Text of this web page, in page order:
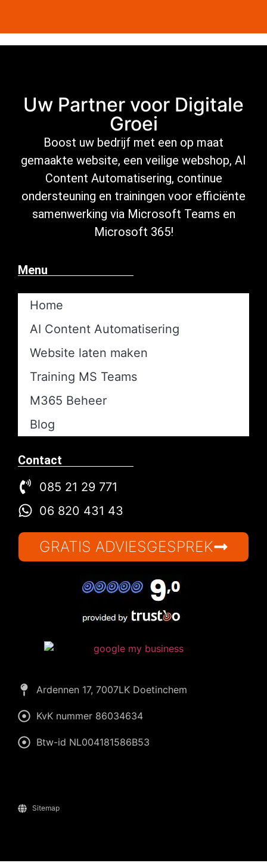
Uw Partner voor Digitale
Groei
Boost uw bedrijf met een op maat
gemaakte website, een veilige webshop, AI
Content Automatisering, continue
ondersteuning en trainingen voor efficiënte
samenwerking via Microsoft Teams en
Microsoft 365!
Menu
Home
AI Content Automatisering​
Website laten maken
Training MS Teams
M365 Beheer
Blog
Contact
085 21 29 771
06 820 431 43
GRATIS ADVIESGESPREK
Ardennen 17, 7007LK Doetinchem
KvK nummer 86034634
Btw-id NL004181586B53
Sitemap